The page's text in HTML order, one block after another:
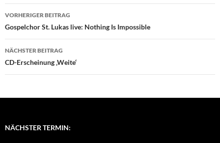
Beitragsnavigation
VORHERIGER BEITRAG
Gospelchor St. Lukas live: Nothing Is Impossible
NÄCHSTER BEITRAG
CD-Erscheinung ‚Weite‘
NÄCHSTER TERMIN: